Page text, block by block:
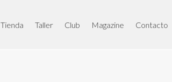
Tienda Taller Club Magazine Contacto